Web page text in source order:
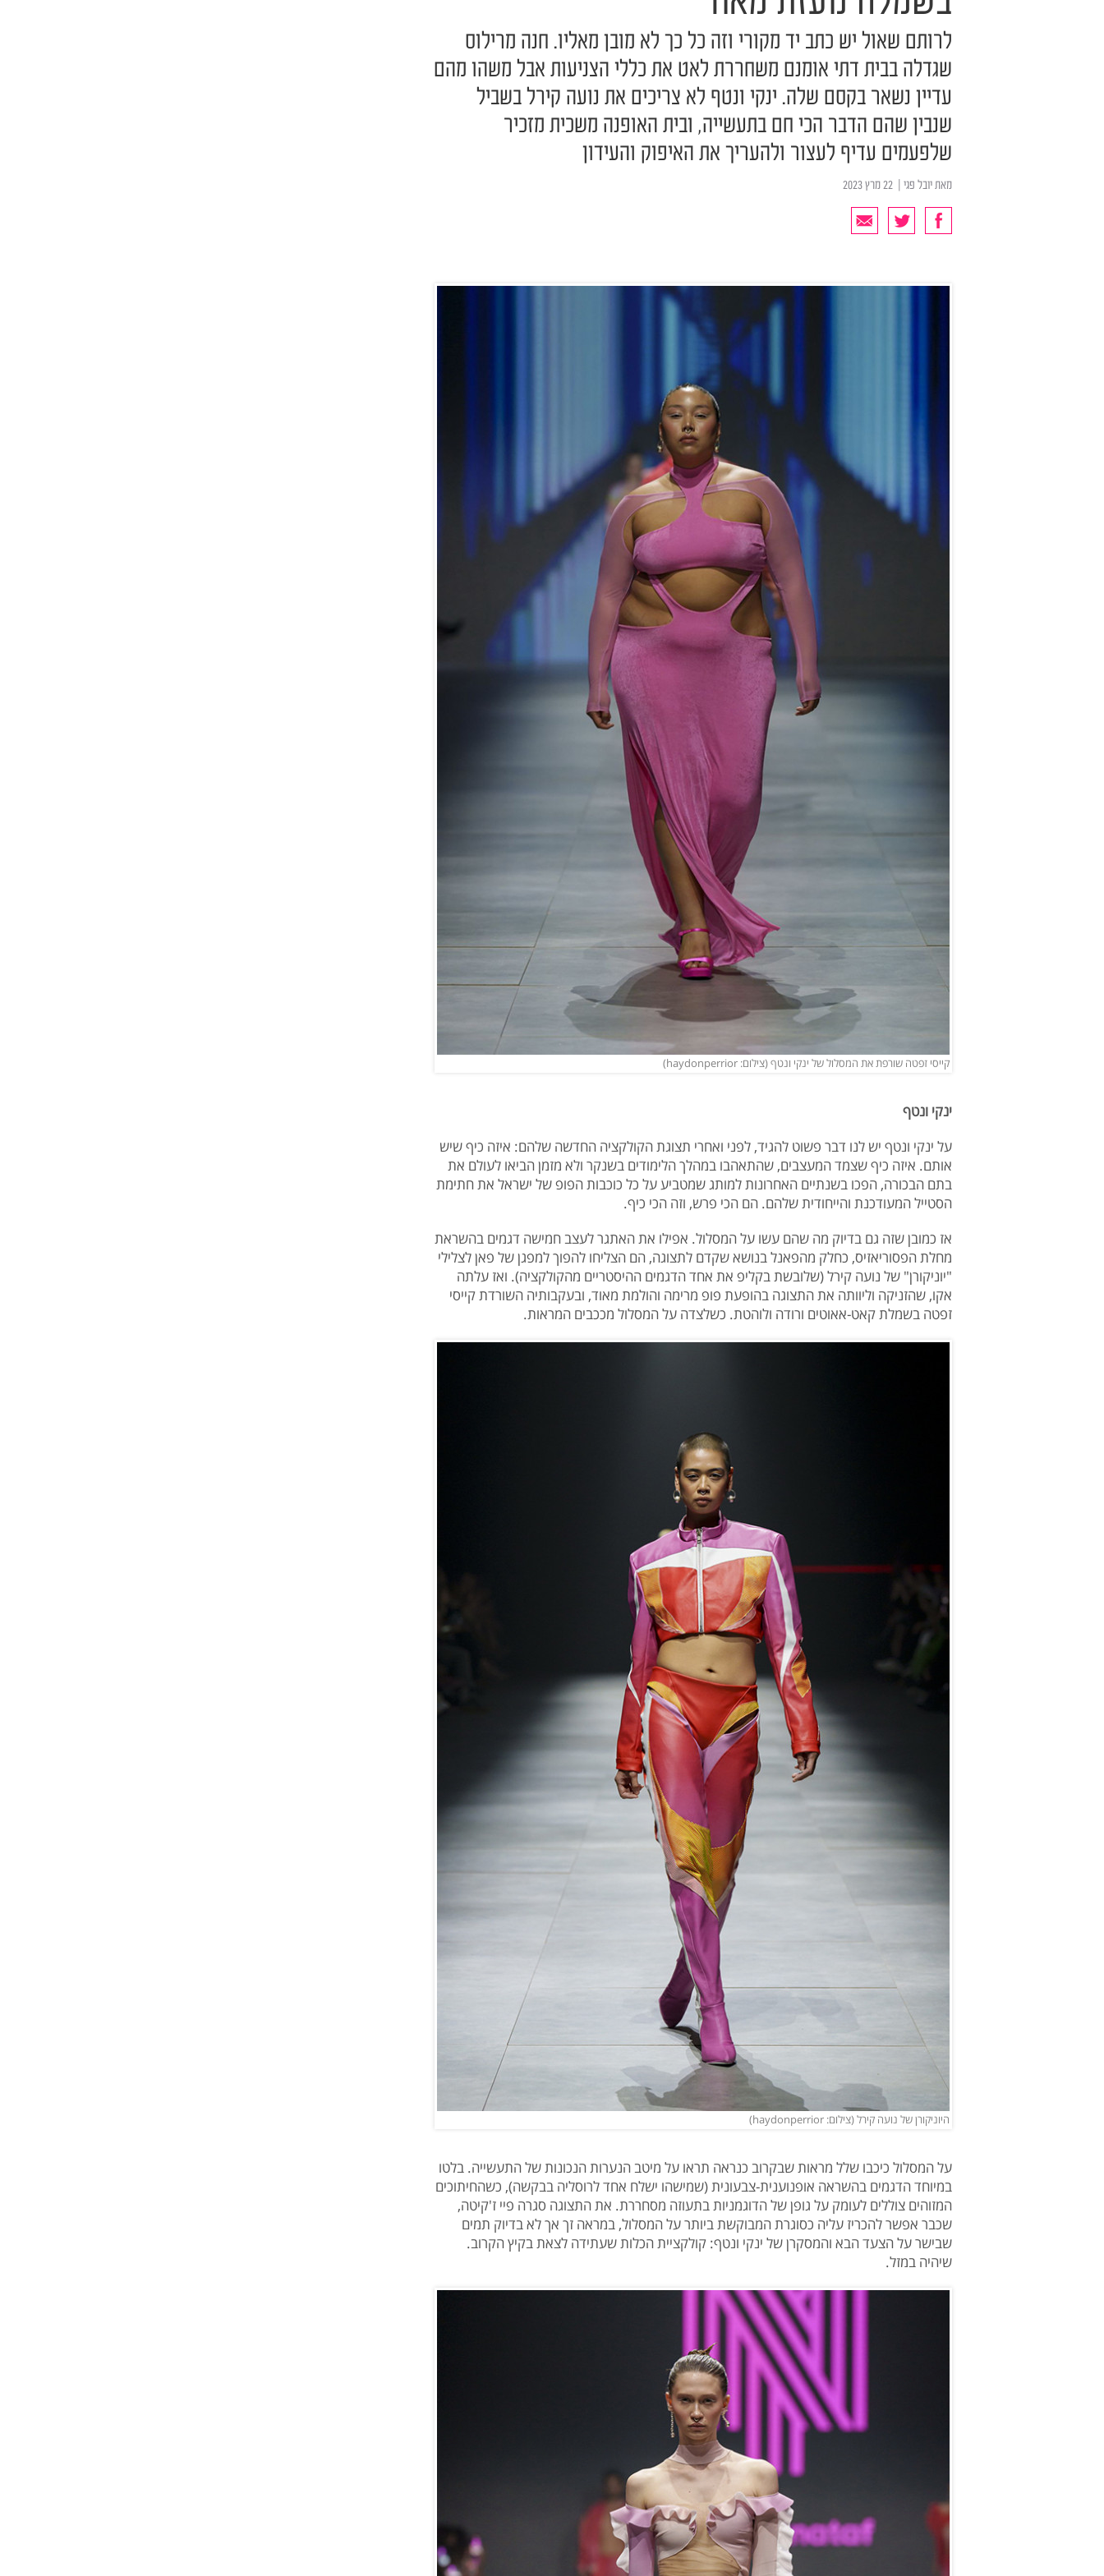
לרותם שאול יש כתב יד מקורי וזה כל כך לא מובן מאליו. חנה מרילוס
שגדלה בבית דתי אומנם משחררת לאט את כללי הצניעות אבל משהו מהם
עדיין נשאר בקסם שלה. ינקי ונטף לא צריכים את נועה קירל בשביל
שנבין שהם הדבר הכי חם בתעשייה, ובית האופנה משכית מזכיר
שלפעמים עדיף לעצור ולהעריך את האיפוק והעידון
מאתיובל פגי
קייסי זפטה שורפת את המסלול של ינקי ונטף (צילום: haydonperrior)
ינקי ונטף
על ינקי ונטף יש לנו דבר פשוט להגיד, לפני ואחרי תצוגת הקולקציה החדשה שלהם: איזה כיף שיש
אותם. איזה כיף שצמד המעצבים, שהתאהבו במהלך הלימודים בשנקר ולא מזמן הביאו לעולם את
בתם הבכורה, הפכו בשנתיים האחרונות למותג שמטביע על כל כוכבות הפופ של ישראל את חתימת
הסטייל המעודכנת והייחודית שלהם. הם הכי פרש, וזה הכי כיף.
אז כמובן שזה גם בדיוק מה שהם עשו על המסלול. אפילו את האתגר לעצב חמישה דגמים בהשראת
מחלת הפסוריאזיס, כחלק מהפאנל בנושא שקדם לתצוגה, הם הצליחו להפוך למפגן של פאן לצלילי
"יוניקורן" של נועה קירל (שלובשת בקליפ את אחד הדגמים ההיסטריים מהקולקציה). ואז עלתה
אקו, שהזניקה וליוותה את התצוגה בהופעת פופ מרימה והולמת מאוד, ובעקבותיה השורדת קייסי
זפטה בשמלת קאט-אאוטים ורודה ולוהטת. כשלצדה על המסלול מככבים המראות.
היוניקורן של נועה קירל (צילום: haydonperrior)
על המסלול כיכבו שלל מראות שבקרוב כנראה תראו על מיטב הנערות הנכונות של התעשייה. בלטו
במיוחד הדגמים בהשראה אופנוענית-צבעונית (שמישהו ישלח אחד לרוסליה בבקשה), כשהחיתוכים
המזוהים צוללים לעומק על גופן של הדוגמניות בתעוזה מסחררת. את התצוגה סגרה פיי ז'קיטה,
שכבר אפשר להכריז עליה כסוגרת המבוקשת ביותר על המסלול, במראה זך אך לא בדיוק תמים
שבישר על הצעד הבא והמסקרן של ינקי ונטף: קולקציית הכלות שעתידה לצאת בקיץ הקרוב.
שיהיה במזל.